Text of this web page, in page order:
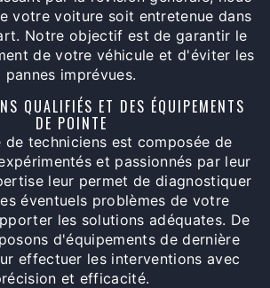
votre voiture soit entretenue dans
Notre objectif est de garantir le
de votre véhicule et d'éviter les
pannes imprévues.
QUALIFIÉS ET DES ÉQUIPEMENTS
DE POINTE
de techniciens est composée de
et passionnés par leur
leur permet de diagnostiquer
éventuels problèmes de votre
les solutions adéquates. De
d'équipements de dernière
effectuer les interventions avec
et efficacité.